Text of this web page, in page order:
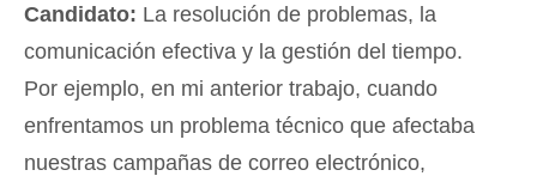
Candidato: La resolución de problemas, la
comunicación efectiva y la gestión del tiempo.
Por ejemplo, en mi anterior trabajo, cuando
enfrentamos un problema técnico que afectaba
nuestras campañas de correo electrónico,